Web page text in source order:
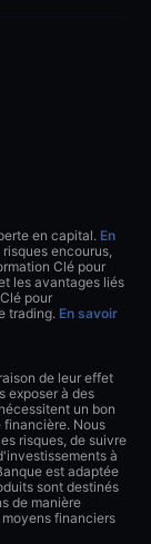
en capital. En
encourus,
Clé pour
les avantages liés
pour
trading. En savoir
de leur effet
exposer à des
un bon
financière. Nous
risques, de suivre
à
est adaptée
sont destinés
de manière
financiers